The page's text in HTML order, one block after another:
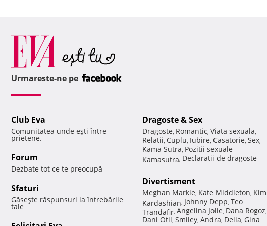
Urmareste-ne pe
Club Eva
Comunitatea unde eşti între
prietene.
Forum
Dezbate tot ce te preocupă
Sfaturi
Găseşte răspunsuri la întrebările
tale
Dragoste & Sex
Dragoste, Romantic, Viata sexuala,
Relatii, Cuplu, Iubire, Casatorie, Sex,
Kama Sutra, Pozitii sexuale
Kamasutra, Declaratii de dragoste
Divertisment
Meghan Markle, Kate Middleton, Kim
Kardashian, Johnny Depp, Teo
Trandafir, Angelina Jolie, Dana Rogoz,
Dani Otil, Smiley, Andra, Delia, Gina